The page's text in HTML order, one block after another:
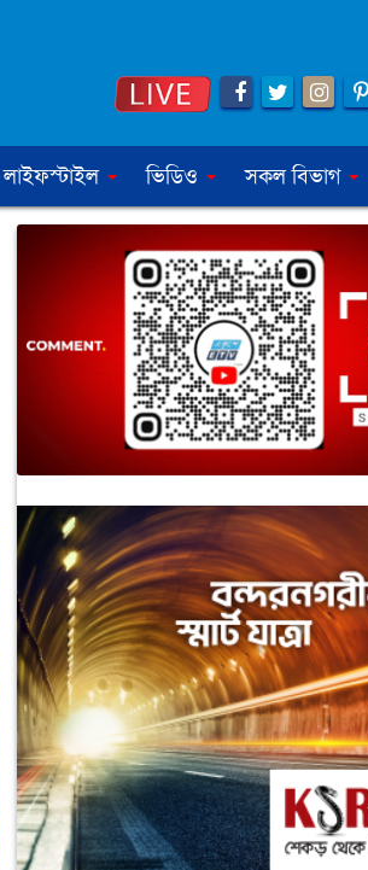
লাইফস্টাইল ভিডিও সকল বিভাগ